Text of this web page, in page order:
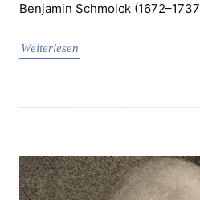
Benjamin Schmolck
Weiterlesen